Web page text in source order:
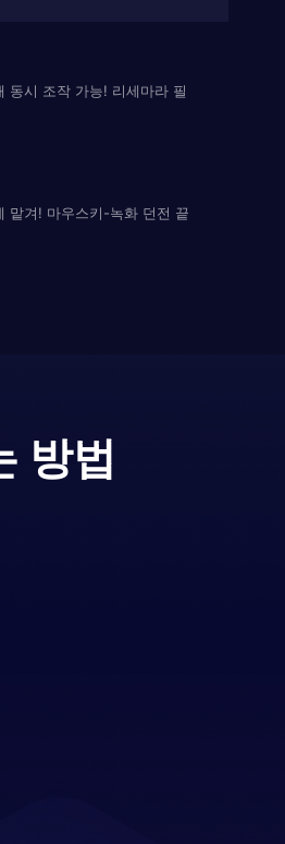
동시 조작 가능! 리세마라 필
맡겨! 마우스키-녹화 던전 끝
방법